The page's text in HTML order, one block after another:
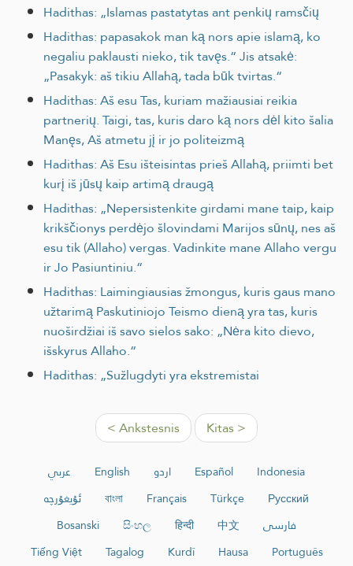
Hadithas: „Islamas pastatytas ant penkių ramsčių
Hadithas: papasakok man ką nors apie islamą, ko
negaliu paklausti nieko, tik tavęs.“ Jis atsakė:
„Pasakyk: aš tikiu Allahą, tada būk tvirtas.“
Hadithas: Aš esu Tas, kuriam mažiausiai reikia
partnerių. Taigi, tas, kuris daro ką nors dėl kito šalia
Manęs, Aš atmetu jį ir jo politeizmą
Hadithas: Aš Esu išteisintas prieš Allahą, priimti bet
kurį iš jūsų kaip artimą draugą
Hadithas: „Nepersistenkite girdami mane taip, kaip
krikščionys perdėjo šlovindami Marijos sūnų, nes aš
esu tik (Allaho) vergas. Vadinkite mane Allaho vergu
ir Jo Pasiuntiniu.“
Hadithas: Laimingiausias žmongus, kuris gaus mano
užtarimą Paskutiniojo Teismo dieną yra tas, kuris
nuoširdžiai iš savo sielos sako: „Nėra kito dievo,
išskyrus Allaho.“
Hadithas: „Sužlugdyti yra ekstremistai
< Ankstesnis Kitas >
عربي English اردو Español
Indonesia
ئۇيغۇرچە
বাংলা Français Türkçe
Русский
Bosanski
සිංහල हिन्दी 中文
فارسی
Tiếng Việt
Tagalog Kurdî Hausa
Português